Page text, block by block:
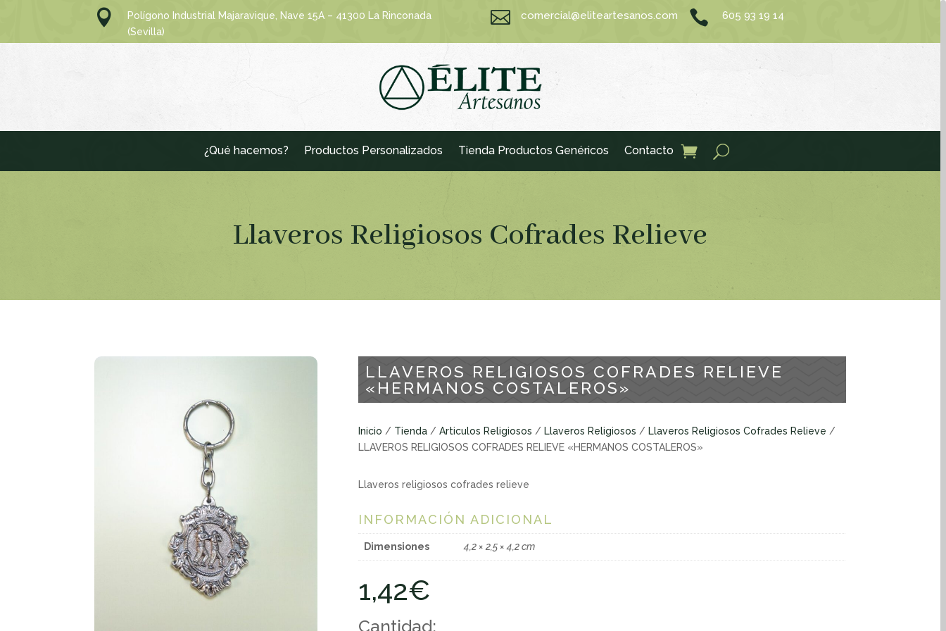

Polígono Industrial Majaravique, Nave 15A – 41300 La Rinconada
(Sevilla)
 comercial@eliteartesanos.com  605 93 19 14
¿Qué hacemos? Productos Personalizados Tienda Productos Genéricos Contacto
Llaveros Religiosos Cofrades Relieve
LLAVEROS RELIGIOSOS COFRADES RELIEVE
«HERMANOS COSTALEROS»
Inicio / Tienda /Articulos Religiosos / Llaveros Religiosos / Llaveros Religiosos Cofrades Relieve /
LLAVEROS RELIGIOSOS COFRADES RELIEVE «HERMANOS COSTALEROS»
Llaveros religiosos cofrades relieve
INFORMACIÓN ADICIONAL
Dimensiones 4,2 × 2,5 × 4,2 cm
1,42€
Cantidad: